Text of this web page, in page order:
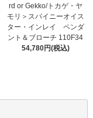
rd or Gekko/トカゲ・ヤ
モリ＞スパイニーオイス
ター・インレイ ペンダ
ント＆ブローチ 110F34
54,780円(税込)